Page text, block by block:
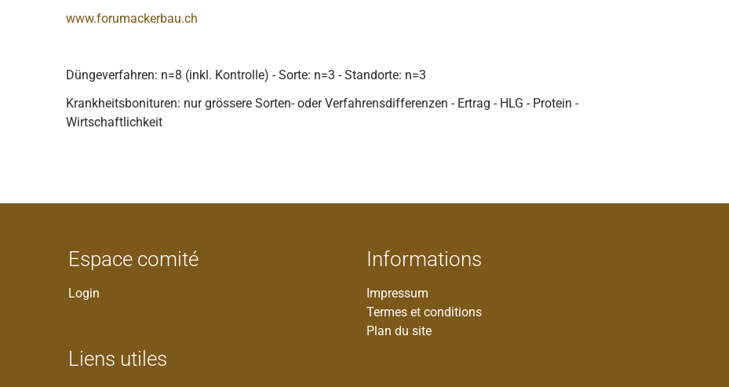
www.forumackerbau.ch
Düngeverfahren: n=8 (inkl. Kontrolle) - Sorte: n=3 - Standorte: n=3
Krankheitsbonituren: nur grössere Sorten- oder Verfahrensdifferenzen - Ertrag - HLG - Protein -
Wirtschaftlichkeit
Espace comité
Login
Liens utiles
Informations
Impressum
Termes et conditions
Plan du site